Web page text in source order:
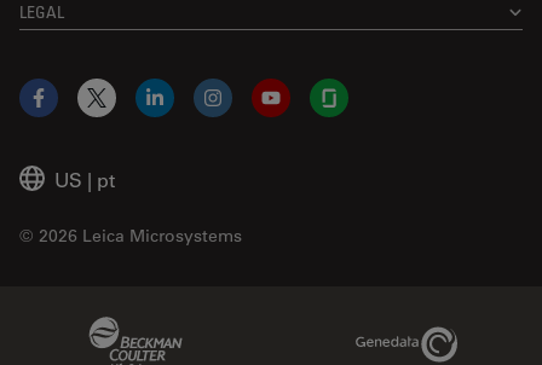
LEGAL
US | pt
© 2026 Leica Microsystems
Facebook
X LinkedInInstagramYouTubeGlassdoor
Genedata Link